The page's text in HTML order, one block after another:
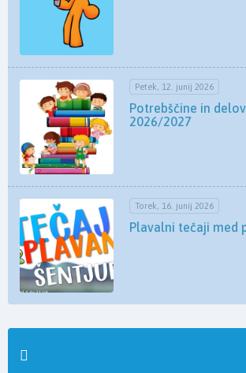
Petek, 12. junij 2026
Potrebščine in
2026/2027
Torek, 16. junij 2026
Plavalni tečaji med